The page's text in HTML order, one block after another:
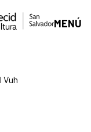
MENÚ
Vuh